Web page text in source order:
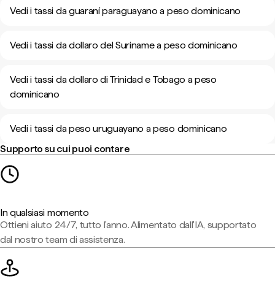
Vedi i tassi da guaraní paraguayano a peso dominicano
Vedi i tassi da dollaro del Suriname a peso dominicano
Vedi i tassi da dollaro di Trinidad e Tobago a peso
dominicano
Vedi i tassi da peso uruguayano a peso dominicano
Supporto su cui puoi contare
In qualsiasi momento
Ottieni aiuto 24/7, tutto l'anno. Alimentato dall'IA, supportato
dal nostro team di assistenza.